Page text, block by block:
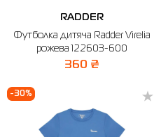
RADDER
Футболка дитяча Radder Virelia
рожева 122603-600
360 ₴
-30%